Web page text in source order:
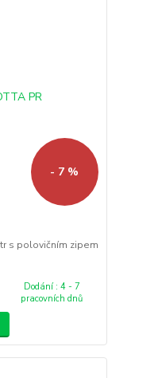
- 7 %
s polovičním zipem
Dodání : 4 - 7
pracovních dnů